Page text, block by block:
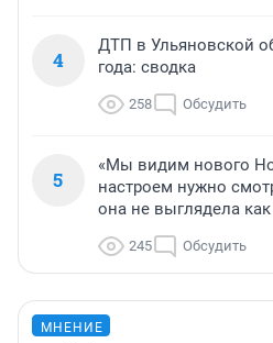
4
ДТП в Ульяновской
года: сводка
258 Обсудить
5
«Мы видим нового
настроем нужно
она не выглядела
245 Обсудить
МНЕНИЕ